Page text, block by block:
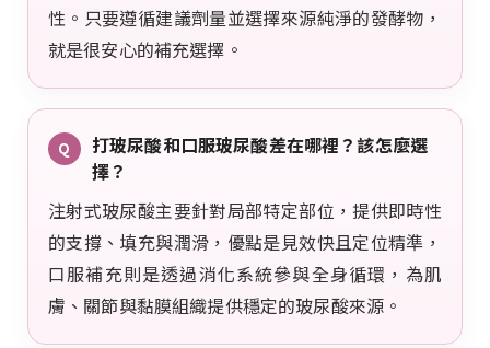
性。只要遵循建議劑量並選擇來源純淨的發酵物，
就是很安心的補充選擇。
Q
打玻尿酸和口服玻尿酸差在哪裡？該怎麼選
擇？
注射式玻尿酸主要針對局部特定部位，提供即時性
的支撐、填充與潤滑，優點是見效快且定位精準，
口服補充則是透過消化系統參與全身循環，為肌
膚、關節與黏膜組織提供穩定的玻尿酸來源。